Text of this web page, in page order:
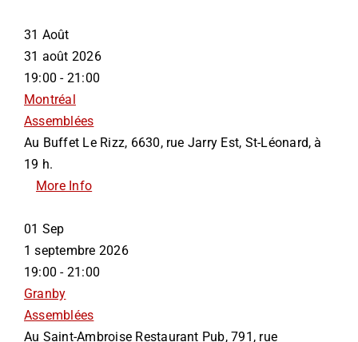
31 Août
31 août 2026
19:00 - 21:00
Montréal
Assemblées
Au Buffet Le Rizz, 6630, rue Jarry Est, St-Léonard, à
19 h.
More Info
01 Sep
1 septembre 2026
19:00 - 21:00
Granby
Assemblées
Au Saint-Ambroise Restaurant Pub, 791, rue